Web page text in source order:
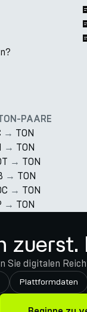
PAARE
→ TON
→ TON
→ TON
→ TON
→ TON
→ TON
zuerst.
Sie digitalen
Plattformdaten